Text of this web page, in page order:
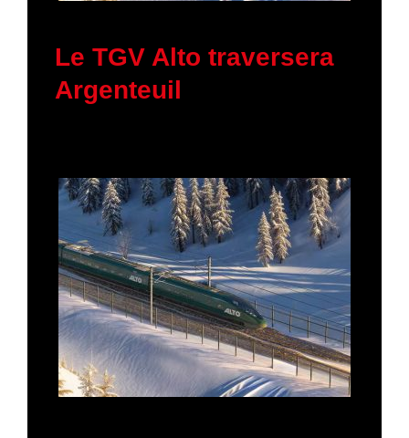
Le TGV Alto traversera
Argenteuil